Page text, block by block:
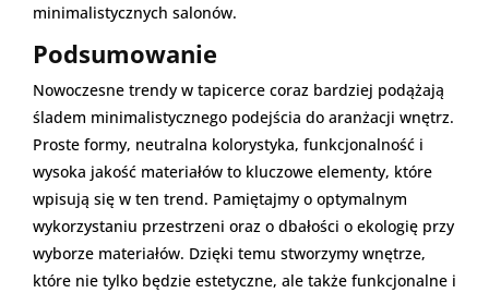
minimalistycznych salonów.
Podsumowanie
Nowoczesne trendy w tapicerce coraz bardziej podążają
śladem minimalistycznego podejścia do aranżacji wnętrz.
Proste formy, neutralna kolorystyka, funkcjonalność i
wysoka jakość materiałów to kluczowe elementy, które
wpisują się w ten trend. Pamiętajmy o optymalnym
wykorzystaniu przestrzeni oraz o dbałości o ekologię przy
wyborze materiałów. Dzięki temu stworzymy wnętrze,
które nie tylko będzie estetyczne, ale także funkcjonalne i